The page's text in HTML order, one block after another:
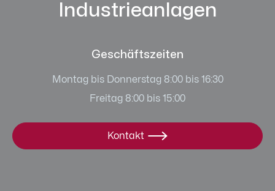
Industrieanlagen
Geschäftszeiten
Montag bis Donnerstag 8:00 bis 16:30
Freitag 8:00 bis 15:00
Kontakt 